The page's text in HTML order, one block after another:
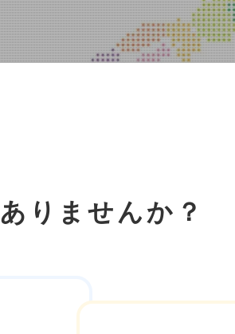
ありませんか？